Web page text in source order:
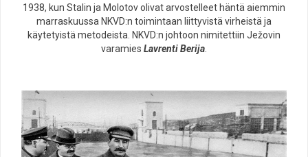
1938, kun Stalin ja Molotov olivat arvostelleet häntä aiemmin
marraskuussa NKVD:n toimintaan liittyvistä virheistä ja
käytetyistä metodeista. NKVD:n johtoon nimitettiin Ježovin
varamies Lavrenti Berija